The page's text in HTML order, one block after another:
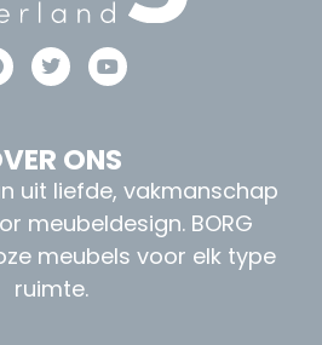
ONS
uit liefde, vakmanschap
meubeldesign. BORG
meubels voor elk type
ruimte.